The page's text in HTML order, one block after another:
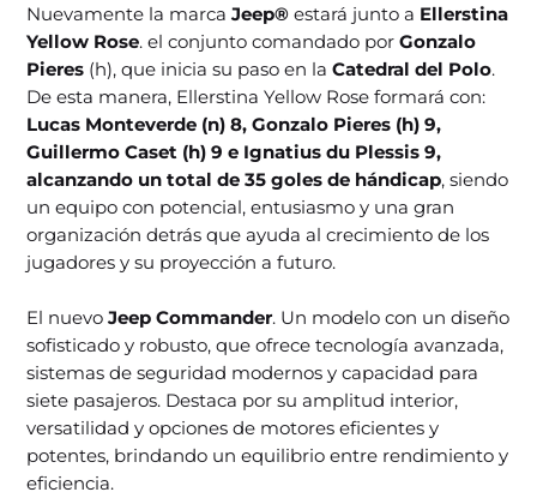
Nuevamente la marcaJeep® estará junto a Ellerstina
Yellow Rose. el conjunto comandado porGonzalo
Pieres (h), que inicia su paso en laCatedral del Polo.
De esta manera, Ellerstina Yellow Rose formará con:
Lucas Monteverde (n) 8, Gonzalo Pieres (h) 9,
Guillermo Caset (h) 9 e Ignatius du Plessis 9,
alcanzando un total de 35 goles de hándicap, siendo
un equipo con potencial, entusiasmo y una gran
organización detrás que ayuda al crecimiento de los
jugadores y su proyección a futuro.
El nuevoJeep Commander. Un modelo con un diseño
sofisticado y robusto, que ofrece tecnología avanzada,
sistemas de seguridad modernos y capacidad para
siete pasajeros. Destaca por su amplitud interior,
versatilidad y opciones de motores eficientes y
potentes, brindando un equilibrio entre rendimiento y
eficiencia.